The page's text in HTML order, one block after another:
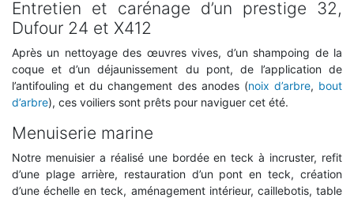
Entretien et carénage d’un prestige 32,
Dufour 24 et X412
Après un nettoyage des œuvres vives, d’un shampoing de la
coque et d’un déjaunissement du pont, de l’application de
l’antifouling et du changement des anodes (noix d’arbre, bout
d’arbre), ces voiliers sont prêts pour naviguer cet été.
Menuiserie marine
Notre menuisier a réalisé une bordée en teck à incruster, refit
d’une plage arrière, restauration d’un pont en teck, création
d’une échelle en teck, aménagement intérieur, caillebotis, table